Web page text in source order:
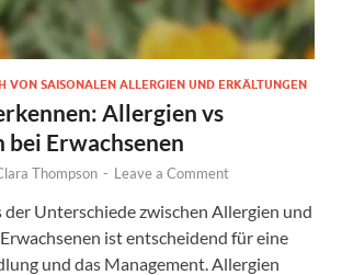
VON SAISONALEN ALLERGIEN UND ERKÄLTUNGEN
Allergien vs
bei Erwachsenen
Thompson - Leave a Comment
der Unterschiede zwischen Allergien und
ist entscheidend für eine
und das Management. Allergien